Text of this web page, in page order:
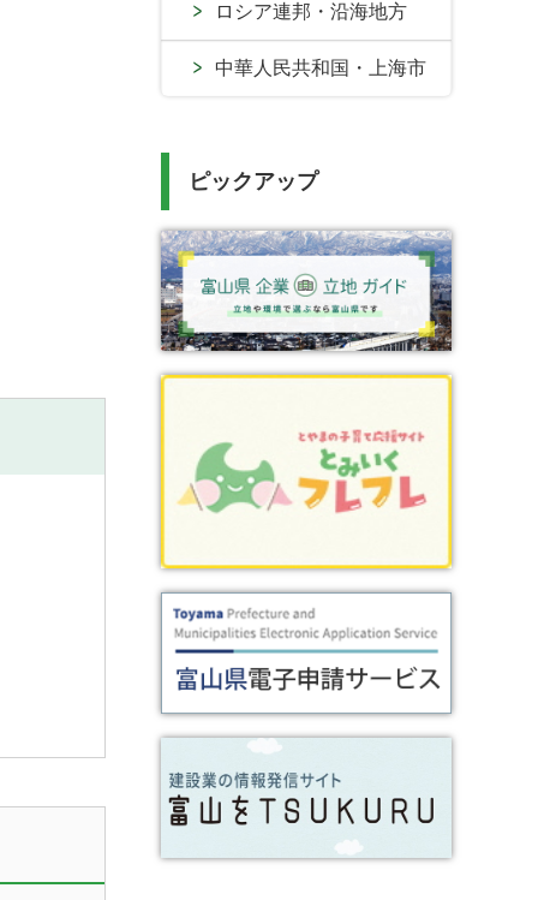
ロシア連邦・沿海地方
中華人民共和国・上海市
ピックアップ